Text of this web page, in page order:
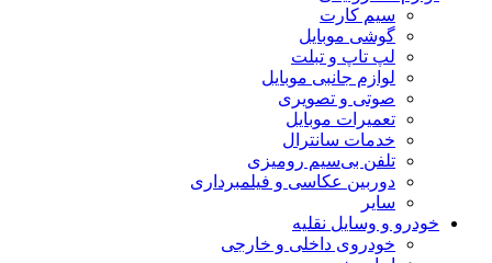
سیم کارت
گوشی موبایل
لپ تاپ و تبلت
لوازم جانبی موبایل
صوتی و تصویری
تعمیرات موبایل
خدمات سانترال
تلفن بی‌سیم رومیزی
دوربین عکاسی و فیلمبرداری
سایر
خودرو و وسایل نقلیه
خودروی داخلی و خارجی